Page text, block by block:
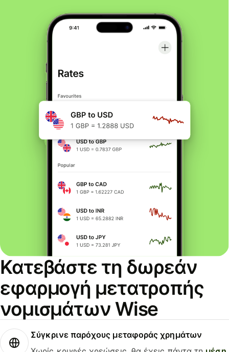
Κατεβάστε τη δωρεάν
εφαρμογή μετατροπής
νομισμάτων Wise
Σύγκρινε παρόχους μεταφοράς χρημάτων